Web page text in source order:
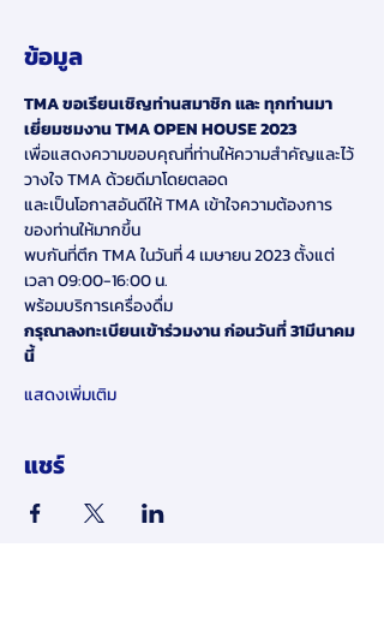
ข้อมูล
TMA ขอเรียนเชิญท่านสมาชิก และ ทุกท่านมา
เยี่ยมชมงาน TMA OPEN HOUSE 2023
เพื่อแสดงความขอบคุณที่ท่านให้ความสำคัญและไว้
วางใจ TMA ด้วยดีมาโดยตลอด
และเป็นโอกาสอันดีให้ TMA เข้าใจความต้องการ
ของท่านให้มากขึ้น
พบกันที่ตึก TMA ในวันที่ 4 เมษายน 2023 ตั้งแต่
เวลา 09:00-16:00 น.
พร้อมบริการเครื่องดื่ม
กรุณาลงทะเบียนเข้าร่วมงาน ก่อนวันที่ 31มีนาคม
นี้
แสดงเพิ่มเติม
แชร์